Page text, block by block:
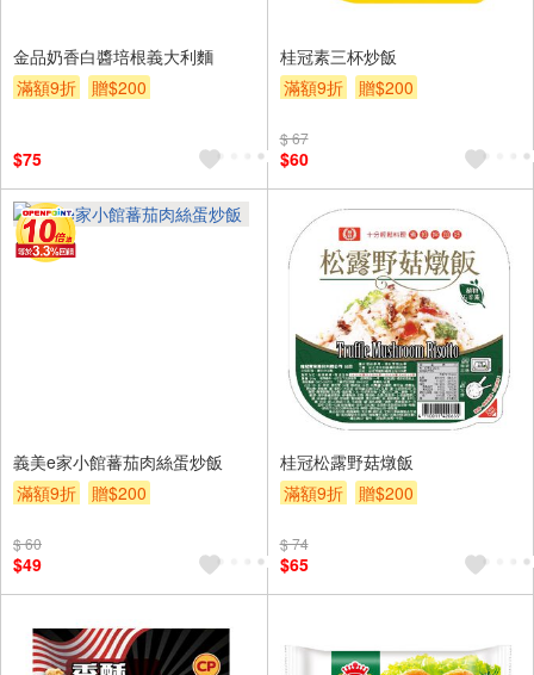
金品奶香白醬培根義大利麵
滿額9折
贈$200
$75
桂冠素三杯炒飯
滿額9折
贈$200
$ 67
$60
義美e家小館蕃茄肉絲蛋炒飯
滿額9折
贈$200
$ 60
$49
桂冠松露野菇燉飯
滿額9折
贈$200
$ 74
$65